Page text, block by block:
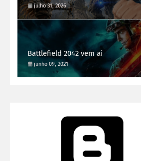
julho 31, 2026
Battlefield 2042 vem ai
junho 09, 2021